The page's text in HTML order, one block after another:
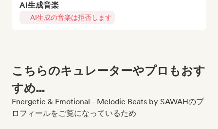
AI生成音楽
AI生成の音楽は拒否します
こちらのキュレーターやプロもおす
すめ...
Energetic & Emotional - Melodic Beats by SAWAHのプ
ロフィールをご覧になっているため